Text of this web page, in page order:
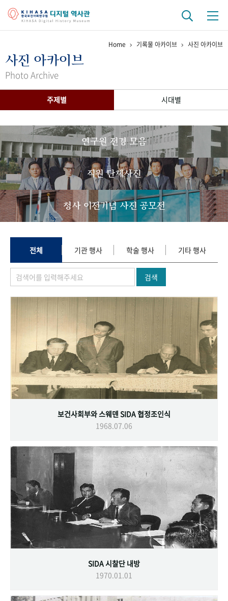
걸어온 길 기관 변천사
간행물 변천사
기록물 아카이브
사진 아카이브 문서 기록물 행정박물 영상 기록물
50+1 주년 기념
성과 50선 숫자로 보는 50년
세계와 함께 한 KIHASA
VR 역사관
Home 기록물 아카이브 사진 아카이브
사진 아카이브
Photo Archive
주제별 시대별
연구원 전경 모음
직원 단체사진
청사 이전기념 사진 공모전
전체 기관 행사 학술 행사 기타 행사
검색
보건사회부와 스웨덴 SIDA 협정조인식
1968.07.06
SIDA 시찰단 내방
1970.01.01